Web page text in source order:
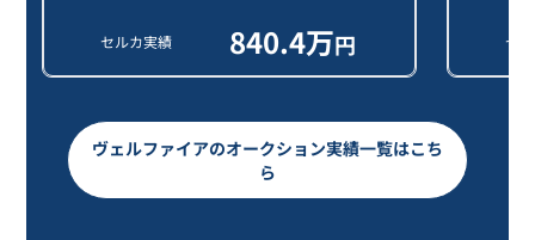
セルカ実績 840.4万円 セ
ヴェルファイアのオークション実績一覧はこち
ら